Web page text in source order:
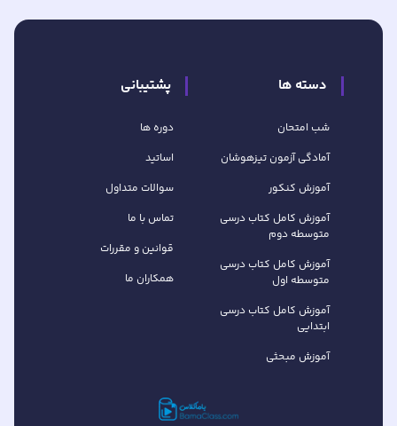
دسته ها
شب امتحان
آمادگی آزمون تیزهوشان
آموزش کنکور
آموزش کامل کتاب‌ درسی
متوسطه دوم
آموزش کامل کتاب‌ درسی
متوسطه اول
آموزش کامل کتاب درسی
ابتدایی
آموزش مبحثی
پشتیبانی
دوره ها
اساتید
سوالات متداول
تماس با ما
قوانین و مقررات
همکاران ما